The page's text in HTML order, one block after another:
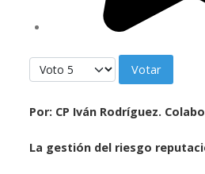
Por favor, vote
Por: CP Iván Rodríguez.
La gestión del riesgo